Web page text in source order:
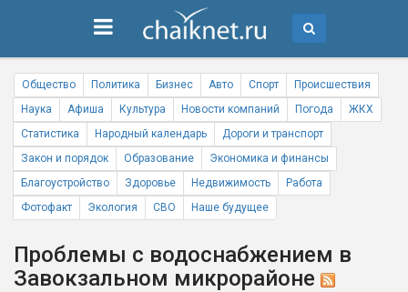
Общество Политика Бизнес Авто Спорт
Происшествия
Наука
Афиша Культура Новости компаний Погода
ЖКХ
Статистика
Народный календарь
Дороги и транспорт
Закон и порядок
Образование
Экономика и финансы
Благоустройство
Здоровье Недвижимость
Работа
Фотофакт
Экология СВО Наше будущее
Проблемы с водоснабжением в
Завокзальном микрорайоне